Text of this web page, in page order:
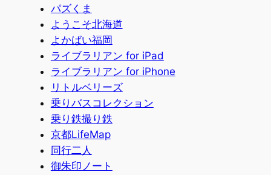
パズくま
ようこそ北海道
よかばい福岡
ライブラリアン for iPad
ライブラリアン for iPhone
リトルベリーズ
乗りバスコレクション
乗り鉄撮り鉄
京都LifeMap
同行二人
御朱印ノート